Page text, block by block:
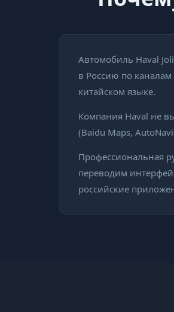
Автомобиль Haval
в Россию по каналам
китайском языке.
Компания Haval не
(Baidu Maps,
Профессиональная
переводим
российские